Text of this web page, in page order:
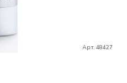
Арт. 48427